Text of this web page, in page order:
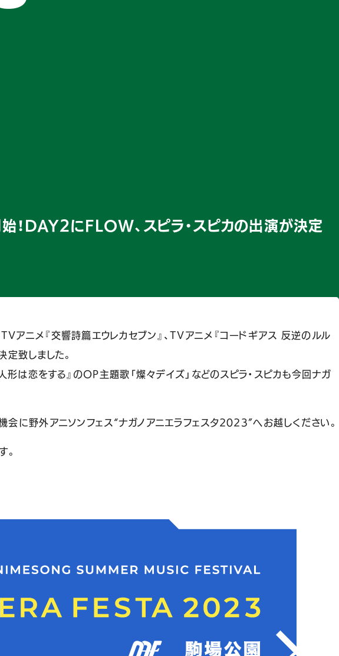
！DAY2にFLOW、スピラ・スピカの出演が決定
ニメ『交響詩篇エウレカセブン』、TVアニメ『コードギアス 反逆のルル
致しました。
恋をする』のOP主題歌「燦々デイズ」などのスピラ・スピカも今回ナガ
に野外アニソンフェス“ナガノアニエラフェスタ2023”へお越しください。
。